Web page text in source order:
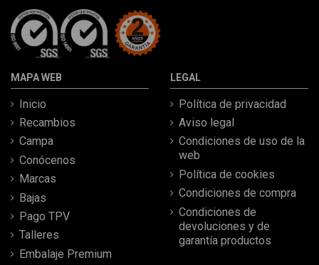
MAPA WEB
Inicio
Recambios
Campa
Conócenos
Marcas
Bajas
Pago TPV
Talleres
Embalaje Premium
LEGAL
Política de privacidad
Aviso legal
Condiciones de uso de la
web
Política de cookies
Condiciones de compra
Condiciones de
devoluciones y de
garantía productos